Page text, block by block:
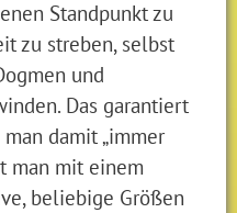
Standpunkt zu
zu streben, selbst
und
Das garantiert
damit „immer
man mit einem
beliebige Größen